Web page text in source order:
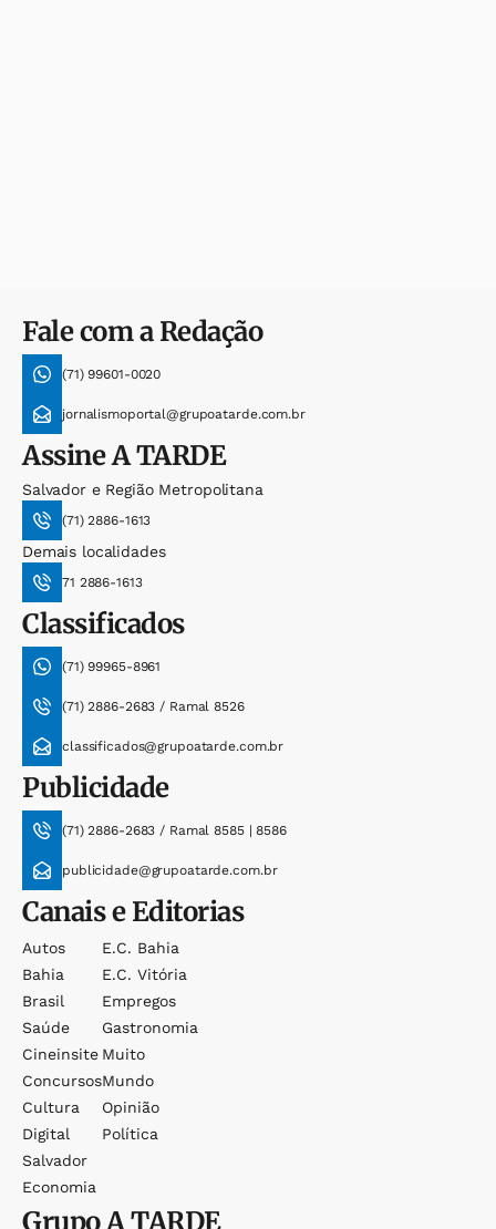
Fale com a Redação
(71) 99601-0020
jornalismoportal@grupoatarde.com.br
AssineA TARDE
Salvador e Região Metropolitana
(71) 2886-1613
Demais localidades
71 2886-1613
Classificados
(71) 99965-8961
(71) 2886-2683 / Ramal 8526
classificados@grupoatarde.com.br
Publicidade
(71) 2886-2683 / Ramal 8585 | 8586
publicidade@grupoatarde.com.br
Canais e Editorias
Autos
Bahia
Brasil
Saúde
Cineinsite
Concursos
Cultura
Digital
Salvador
Economia
E.c. Bahia
E.c. Vitória
Empregos
Gastronomia
Muito
Mundo
Opinião
Política